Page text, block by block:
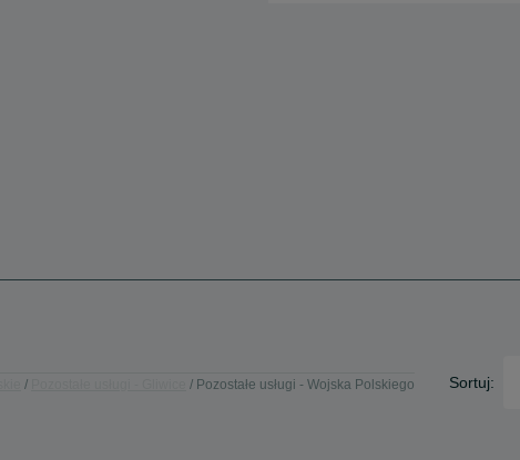
Pozostałe usługi - Wojska Polskiego Sortuj: